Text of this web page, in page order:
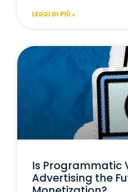
LEGGI DI PIÙ »
Is Programmatic
Advertising the